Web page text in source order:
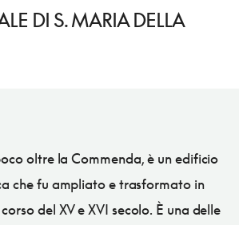
DI S. MARIA DELLA
oltre la Commenda, è un edificio
che fu ampliato e trasformato in
del XV e XVI secolo. È una delle